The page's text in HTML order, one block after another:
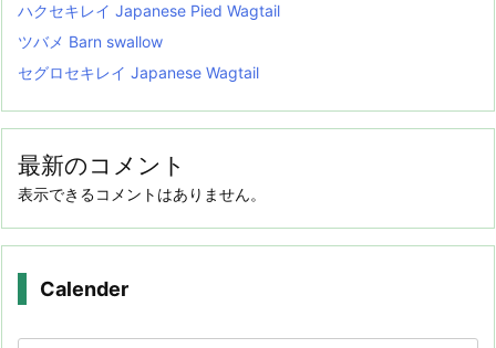
ハクセキレイ Japanese Pied Wagtail
ツバメ Barn swallow
セグロセキレイ Japanese Wagtail
最新のコメント
表示できるコメントはありません。
Calender